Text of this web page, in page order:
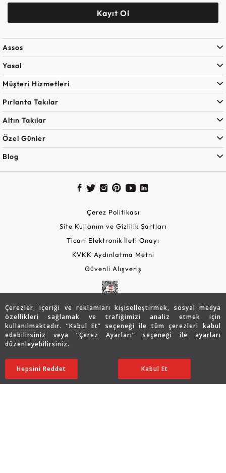
Çerezler, içeriği ve reklamları kişiselleştirmek, sosyal medya
özellikleri sağlamak ve trafiğimizi analiz etmek için
kullanılmaktadır. “Kabul Et” seçeneği ile tüm çerezleri kabul
edebilirsiniz veya “Çerez Ayarları” seçeneği ile ayarları
düzenleyebilirsiniz.
Ayarları Düzenle
Hepsini Reddet Kabul Et
446.890 TL
223.445TL SATIN ALIN
Kayıt Ol
Assos
Yasal
Müşteri Hizmetleri
Pırlanta Takılar
Altın Takılar
Özel Günler
Blog
Çerez Politikası
Site Kullanım ve Gizlilik Şartları
Ticari Elektronik İleti Onayı
KVKK Aydınlatma Metni
Güvenli Alışveriş
Copyright © 2026 Assos Pırlanta - Bu sitenin tüm hakları